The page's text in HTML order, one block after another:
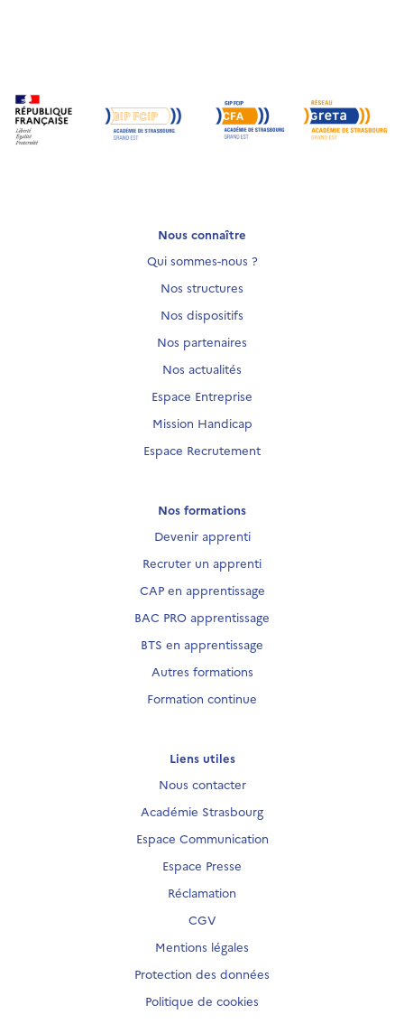
Nous connaître
Qui sommes-nous ?
Nos structures
Nos dispositifs
Nos partenaires
Nos actualités
Espace Entreprise
Mission Handicap
Espace Recrutement
Nos formations
Devenir apprenti
Recruter un apprenti
CAP en apprentissage
BAC PRO apprentissage
BTS en apprentissage
Autres formations
Formation continue
Liens utiles
Nous contacter
Académie Strasbourg
Espace Communication
Espace Presse
Réclamation
CGV
Mentions légales
Protection des données
Politique de cookies